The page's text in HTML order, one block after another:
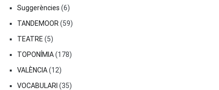
Suggerències (6)
TANDEMOOR (59)
TEATRE (5)
TOPONÍMIA(178)
VALÈNCIA(12)
VOCABULARI (35)